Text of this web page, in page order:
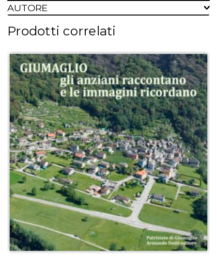
AUTORE
Prodotti correlati